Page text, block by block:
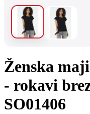
Ženska
- rokavi
SO01406